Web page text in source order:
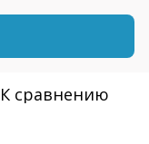
К сравнению